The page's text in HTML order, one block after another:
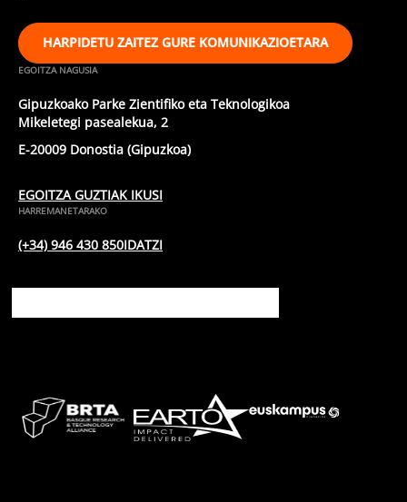
HARPIDETU ZAITEZ GURE KOMUNIKAZIOETARA
EGOITZA NAGUSIA
Gipuzkoako Parke Zientifiko eta Teknologikoa
Mikeletegi pasealekua, 2
E-20009 Donostia (Gipuzkoa)
EGOITZA GUZTIAK IKUSI
HARREMANETARAKO
(+34) 946 430 850IDATZI